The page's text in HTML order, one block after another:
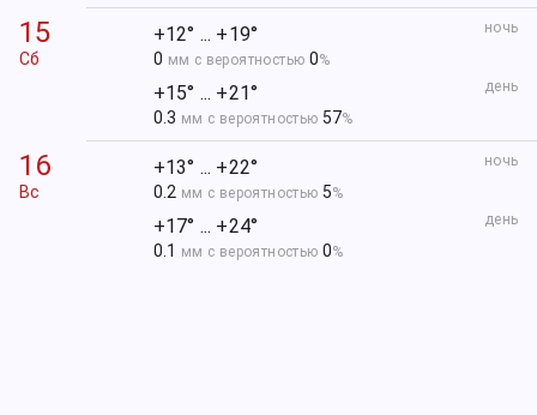
15
Сб
ночь
+12° ... +19°
0 мм с вероятностью 0%
день
+15° ... +21°
0.3 мм с вероятностью 57%
16
Вс
ночь
+13° ... +22°
0.2 мм с вероятностью 5%
день
+17° ... +24°
0.1 мм с вероятностью0%